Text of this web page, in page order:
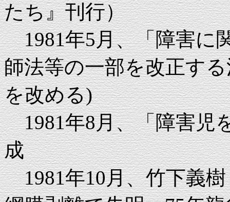
たち』刊行）
1981年5月、「障害に
師法等の一部を改正す
を改める)
1981年8月、「障害児
成
1981年10月、竹下義樹